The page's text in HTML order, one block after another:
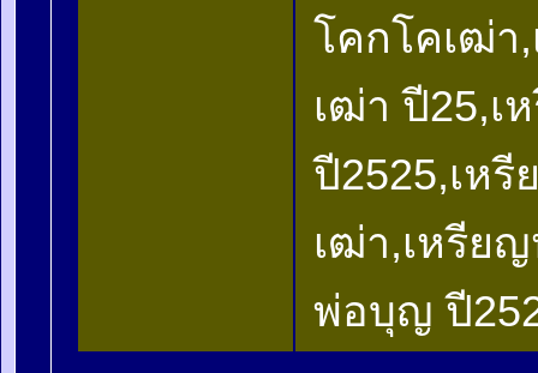
โคกโคเฒ่า
เฒ่า ปี25,เ
ปี2525,เห
เฒ่า,เหรีย
พ่อบุญ ปี